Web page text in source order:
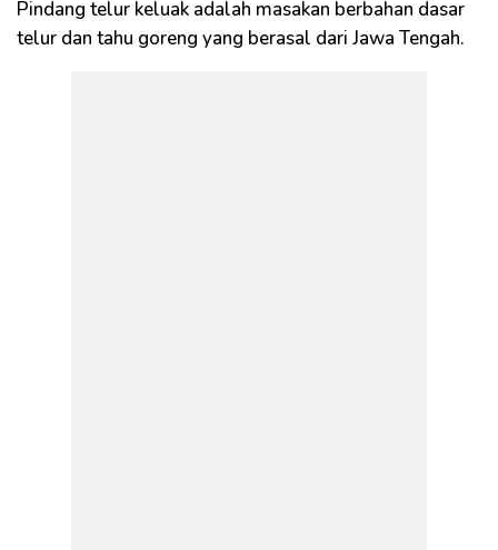
Pindang telur keluak adalah masakan berbahan dasar
telur dan tahu goreng yang berasal dari Jawa Tengah.